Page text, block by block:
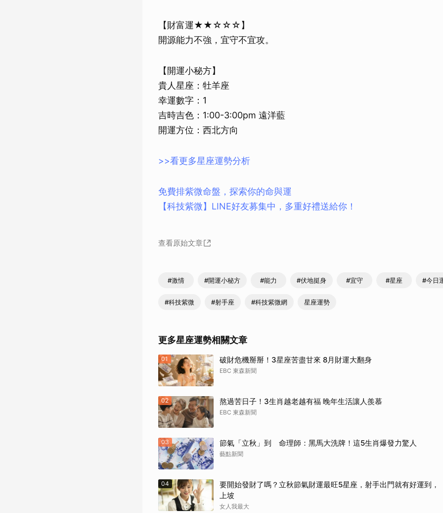
【財富運★★☆☆☆】
開源能力不強，宜守不宜攻。
【開運小秘方】
貴人星座：牡羊座
幸運數字：1
吉時吉色：1:00-3:00pm 遠洋藍
開運方位：西北方向
>>看更多星座運勢分析
免費排紫微命盤，探索你的命與運
【科技紫微】LINE好友募集中，多重好禮送給你！
查看原始文章
#激情 #開運小秘方 #能力 #伏地挺身 #宜守 #星座 #今日
#科技紫微 #射手座 #科技紫微網 星座運勢
更多星座運勢相關文章
01 破財危機掰掰！3星座苦盡甘來 8月財運大翻身
EBC 東森新聞
02 熬過苦日子！3生肖越老越有福 晚年生活讓人羨慕
EBC 東森新聞
03 節氣「立秋」到 命理師：黑馬大洗牌！這5生肖爆發力驚人
藝點新聞
04
要開始發財了嗎？立秋節氣財運最旺5星座，射手出門就有好運到，
上坡
女人我最大